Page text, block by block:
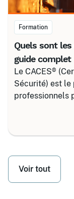
Formation
Quels sont
guide complet
Le CACES®
Sécurité) est le
professionnels
Depuis la
grandes
Voir tout